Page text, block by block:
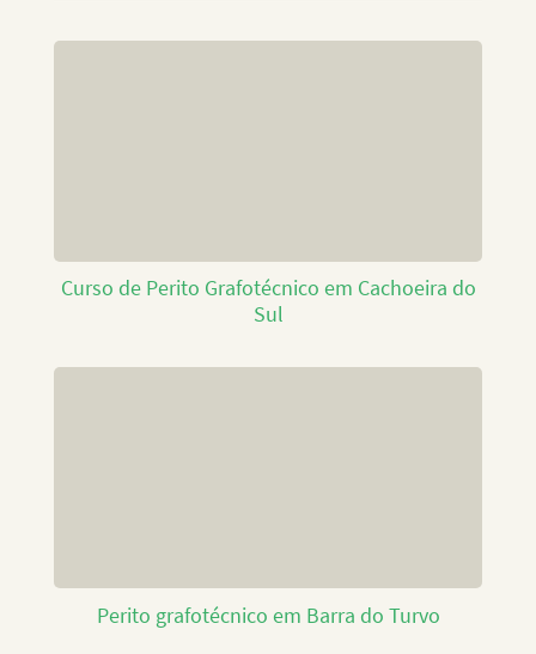
Curso de Perito Grafotécnico em Cachoeira do
Sul
Perito grafotécnico em Barra do Turvo